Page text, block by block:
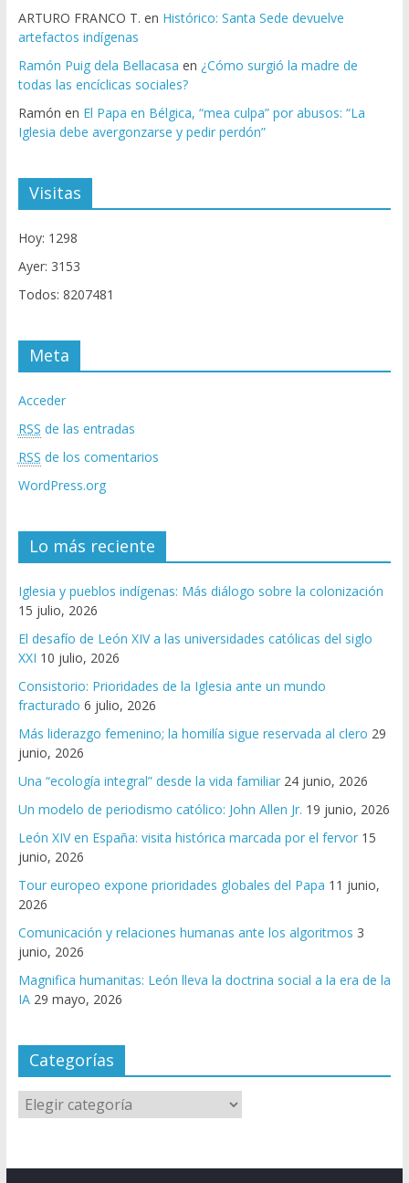
ARTURO FRANCO T. en Histórico: Santa Sede devuelve
artefactos indígenas
Ramón Puig dela Bellacasa en ¿Cómo surgió la madre de
todas las encíclicas sociales?
Ramón en El Papa en Bélgica, “mea culpa” por abusos: “La
Iglesia debe avergonzarse y pedir perdón”
Visitas
Hoy: 1298
Ayer: 3153
Todos: 8207481
Meta
Acceder
RSS de las entradas
RSS de los comentarios
WordPress.org
Lo más reciente
Iglesia y pueblos indígenas: Más diálogo sobre la colonización
15 julio, 2026
El desafío de León XIV a las universidades católicas del siglo
XXI 10 julio, 2026
Consistorio: Prioridades de la Iglesia ante un mundo
fracturado 6 julio, 2026
Más liderazgo femenino; la homilía sigue reservada al clero 29
junio, 2026
Una “ecología integral” desde la vida familiar 24 junio, 2026
Un modelo de periodismo católico: John Allen Jr. 19 junio, 2026
León XIV en España: visita histórica marcada por el fervor 15
junio, 2026
Tour europeo expone prioridades globales del Papa 11 junio,
2026
Comunicación y relaciones humanas ante los algoritmos 3
junio, 2026
Magnifica humanitas: León lleva la doctrina social a la era de la
IA 29 mayo, 2026
Categorías